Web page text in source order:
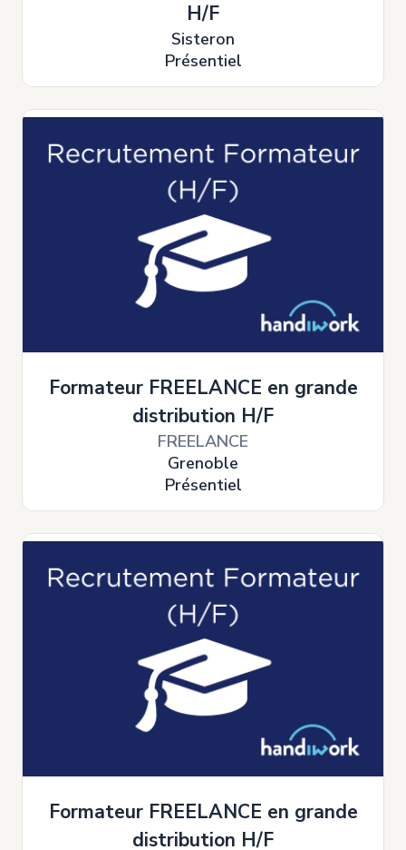
H/F
Sisteron
Présentiel
Formateur FREELANCE en grande
distribution H/F
FREELANCE
Grenoble
Présentiel
Formateur FREELANCE en grande
distribution H/F